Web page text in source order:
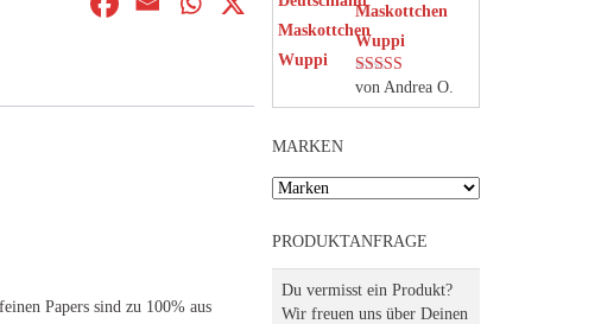
Papers sind zu 100% aus
Maskottchen
Wuppi
Bewertet mit
5von 5
von Andrea O.
MARKEN
PRODUKTANFRAGE
Du vermisst ein Produkt?
Wir freuen uns über Deinen